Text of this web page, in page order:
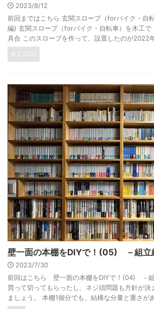
2023/8/12
前回まではこちら 玄関スロープ（forバイク・自
編) 玄関スロープ（forバイク・自転車）を木工で
具合 このスロープを作って、設置したのが2022
木工(DIY)
壁一面の本棚をDIYで！(05) －組立
2023/7/30
前回はこちら 壁一面の本棚をDIYで！(04) －組
買って切ってもらったし、ネジ頭問題も方針が決
ましょう。 本棚1個分でも、結構な分量と重さが